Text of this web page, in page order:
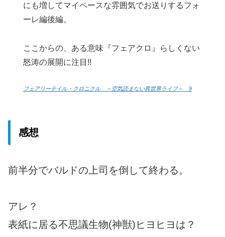
にも増してマイペースな雰囲気でお送りするフォ
ーレ編後編。
ここからの、ある意味『フェアクロ』らしくない
怒涛の展開に注目!!
フェアリーテイル・クロニクル ～空気読まない異世界ライフ～ 9
感想
前半分でバルドの上司を倒して終わる。
アレ？
表紙に居る不思議生物(神獣)ヒヨヒヨは？